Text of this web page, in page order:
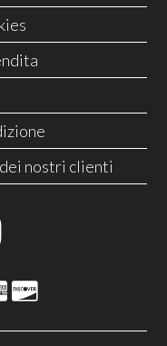
nostri clienti